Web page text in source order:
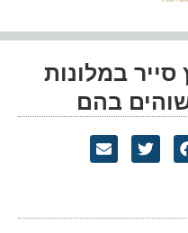
במלונות
בהם